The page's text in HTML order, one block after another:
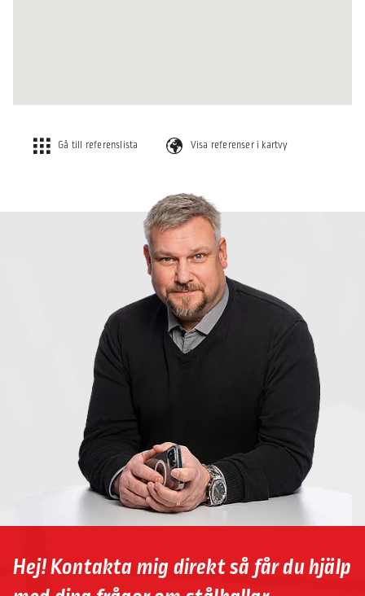
Gå till referenslista Visa referenser i kartvy
Hej! Kontakta mig direkt så får du hjälp